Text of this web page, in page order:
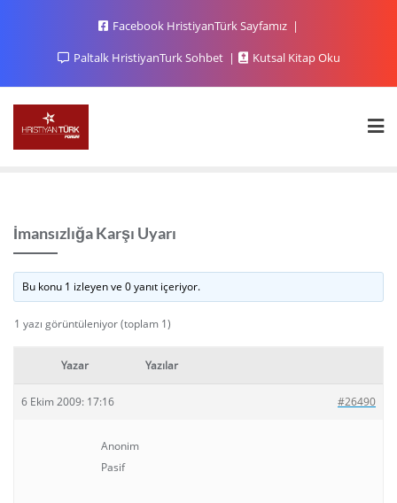
Facebook HristiyanTürk Sayfamız
Paltalk HristiyanTurk Sohbet
Kutsal Kitap Oku
İmansızlığa Karşı Uyarı
Bu konu 1 izleyen ve 0 yanıt içeriyor.
1 yazı görüntüleniyor (toplam 1)
Yazar Yazılar
6 Ekim 2009: 17:16 #26490
Anonim
Pasif